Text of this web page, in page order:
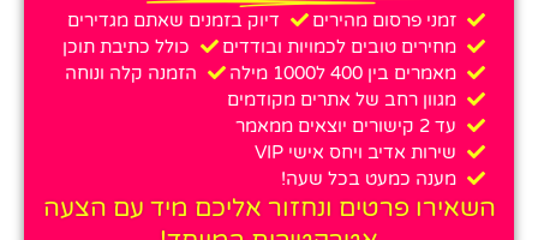
זמני פרסום מהירים
דיוק בזמנים שאתם מגדירים
מחירים טובים לכמויות ובודדים
כולל כתיבת תוכן
מאמרים בין 400 ל1000 מילה
הזמנה קלה ונוחה
מגוון רחב של אתרים מקודמים
עד 2 קישורים יוצאים ממאמר
שירות אדיב ויחס אישי VIP
מענה כמעט בכל שעה!
השאירו פרטים ונחזור אליכם מיד עם הצעה